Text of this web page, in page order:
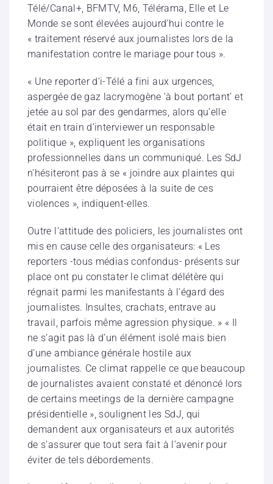
Télé/Canal+, BFMTV, M6, Télérama, Elle et Le
Monde se sont élevées aujourd’hui contre le
« traitement réservé aux journalistes lors de la
manifestation contre le mariage pour tous ».
« Une reporter d’i-Télé a fini aux urgences,
aspergée de gaz lacrymogène ‘à bout portant’ et
jetée au sol par des gendarmes, alors qu’elle
était en train d’interviewer un responsable
politique », expliquent les organisations
professionnelles dans un communiqué. Les SdJ
n’hésiteront pas à se « joindre aux plaintes qui
pourraient être déposées à la suite de ces
violences », indiquent-elles.
Outre l’attitude des policiers, les journalistes ont
mis en cause celle des organisateurs: « Les
reporters -tous médias confondus- présents sur
place ont pu constater le climat délétère qui
régnait parmi les manifestants à l’égard des
journalistes. Insultes, crachats, entrave au
travail, parfois même agression physique. » « Il
ne s’agit pas là d’un élément isolé mais bien
d’une ambiance générale hostile aux
journalistes. Ce climat rappelle ce que beaucoup
de journalistes avaient constaté et dénoncé lors
de certains meetings de la dernière campagne
présidentielle », soulignent les SdJ, qui
demandent aux organisateurs et aux autorités
de s’assurer que tout sera fait à l’avenir pour
éviter de tels débordements.